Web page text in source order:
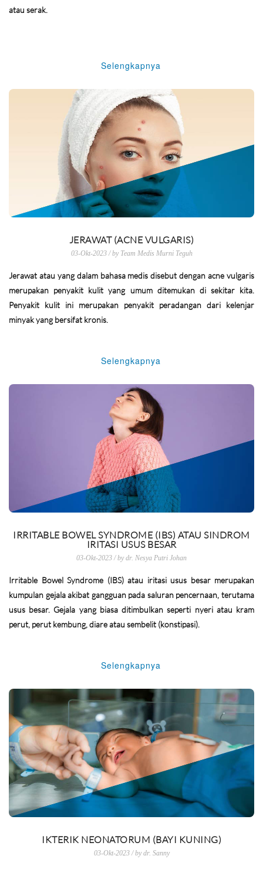
atau serak.
Selengkapnya
JERAWAT (ACNE VULGARIS)
03-Okt-2023 / by Team Medis Murni Teguh
Jerawat atau yang dalam bahasa medis disebut dengan acne vulgaris
merupakan penyakit kulit yang umum ditemukan di sekitar kita.
Penyakit kulit ini merupakan penyakit peradangan dari kelenjar
minyak yang bersifat kronis.
Selengkapnya
IRRITABLE BOWEL SYNDROME (IBS) ATAU SINDROM
IRITASI USUS BESAR
03-Okt-2023 / by dr. Nesya Putri Johan
Irritable Bowel Syndrome (IBS) atau iritasi usus besar merupakan
kumpulan gejala akibat gangguan pada saluran pencernaan, terutama
usus besar. Gejala yang biasa ditimbulkan seperti nyeri atau kram
perut, perut kembung, diare atau sembelit (konstipasi).
Selengkapnya
IKTERIK NEONATORUM (BAYI KUNING)
03-Okt-2023 / by dr. Sanny